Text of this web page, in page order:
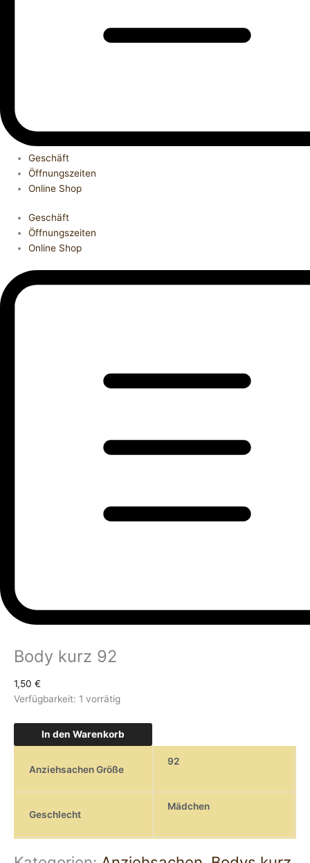
Geschäft
Öffnungszeiten
Online Shop
Geschäft
Öffnungszeiten
Online Shop
Body kurz 92
1,50 €
Verfügbarkeit: 1 vorrätig
In den Warenkorb
Anziehsachen Größe
92
Geschlecht
Mädchen